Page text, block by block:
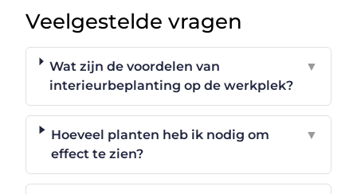
Veelgestelde vragen
Wat zijn de voordelen van
interieurbeplanting op de werkplek?
▼
Hoeveel planten heb ik nodig om
effect te zien?
▼